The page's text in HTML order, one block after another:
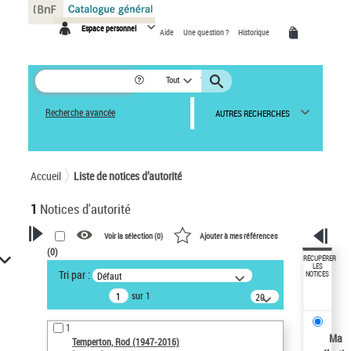
Espace personnel Aide Une question ? Historique
Tout
Recherche avancée AUTRES RECHERCHES
Accueil Liste de notices d’autorité
1 Notices d'autorité
VOTRE RECHERCHE
Recherche avancée dans les
notices d’autorité
Œuvres liées à l'auteur :
Temperton, Rod (1947-2016)
Voir la sélection (0) Ajouter à mes références
(0)
Tri par : Défaut
sur 1
20
résultats/page
1
Temperton, Rod (1947-2016)
RÉCUPÉRER
LES
NOTICES
Ma
Panneau de gestion des cookies